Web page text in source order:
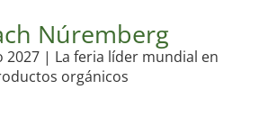
Núremberg
2027 | La feria líder mundial en
orgánicos
de servicios